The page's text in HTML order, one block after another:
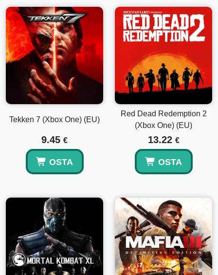
Tekken 7 (Xbox One) (EU)
9.45 €
OSTA
Red Dead Redemption 2
(Xbox One) (EU)
13.22 €
OSTA